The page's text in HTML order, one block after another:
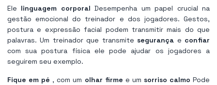
Ele linguagem corporal Desempenha um papel crucial na
gestão emocional do treinador e dos jogadores. Gestos,
postura e expressão facial podem transmitir mais do que
palavras. Um treinador que transmite segurança e confiar
com sua postura física ele pode ajudar os jogadores a
seguirem seu exemplo.
Fique em pé , com um olhar firme e um sorriso calmo Pode